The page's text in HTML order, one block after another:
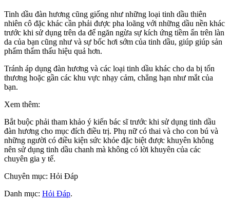
Tinh dầu đàn hương cũng giống như những loại tinh dầu thiên
nhiên cô đặc khác cần phải được pha loãng với những dầu nền khác
trước khi sử dụng trên da để ngăn ngừa sự kích ứng tiềm ẩn trên làn
da của bạn cũng như và sự bốc hơi sớm của tinh dầu, giúp giúp sản
phẩm thẩm thấu hiệu quả hơn.
Tránh áp dụng đàn hương và các loại tinh dầu khác cho da bị tổn
thương hoặc gần các khu vực nhạy cảm, chẳng hạn như mắt của
bạn.
Xem thêm:
Bắt buộc phải tham khảo ý kiến ​​bác sĩ trước khi sử dụng tinh dầu
đàn hương cho mục đích điều trị. Phụ nữ có thai và cho con bú và
những người có điều kiện sức khỏe đặc biệt được khuyên không
nên sử dụng tinh dầu chanh mà không có lời khuyên của các
chuyên gia y tế.
Chuyên mục: Hỏi Đáp
Danh mục: Hỏi Đáp.